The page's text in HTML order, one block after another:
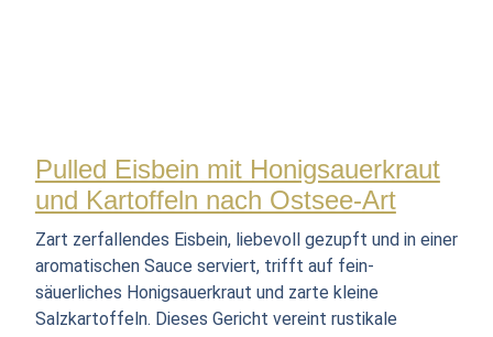
Pulled Eisbein mit Honigsauerkraut
und Kartoffeln nach Ostsee-Art
Zart zerfallendes Eisbein, liebevoll gezupft und in einer
aromatischen Sauce serviert, trifft auf fein-
säuerliches Honigsauerkraut und zarte kleine
Salzkartoffeln. Dieses Gericht vereint rustikale